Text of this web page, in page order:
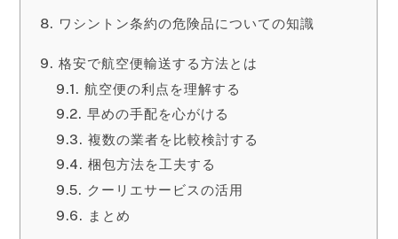
ワシントン条約の危険品についての知識
格安で航空便輸送する方法とは
航空便の利点を理解する
早めの手配を心がける
複数の業者を比較検討する
梱包方法を工夫する
クーリエサービスの活用
まとめ